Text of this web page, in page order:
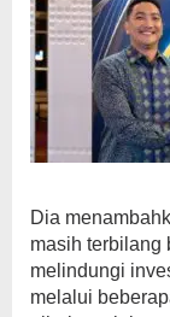
Dia
masih terbilang
melindungi
melalui